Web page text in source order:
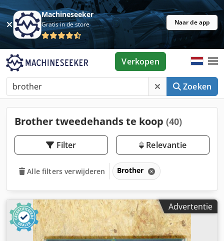
Machineseeker
Gratis in de store Naar de app
Zoeken
Verkopen
Brother tweedehands te koop (40)
Filter Relevantie
Alle filters verwijderen Brother
Advertentie